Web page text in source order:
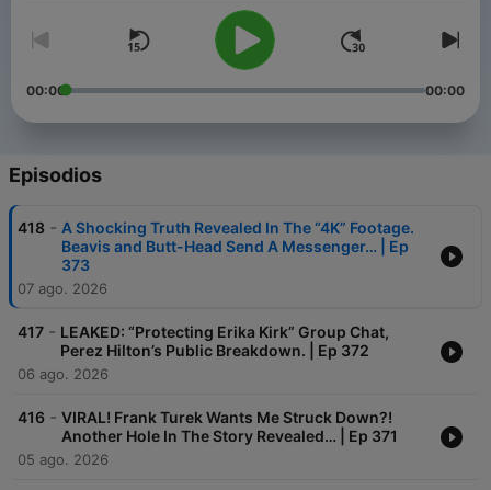
00:00 00:00
Episodios
418 - A Shocking Truth Revealed In The “4K” Footage.
Beavis and Butt-Head Send A Messenger… | Ep
373
07 ago. 2026
417 - LEAKED: “Protecting Erika Kirk” Group Chat,
Perez Hilton’s Public Breakdown. | Ep 372
06 ago. 2026
416 - VIRAL! Frank Turek Wants Me Struck Down?!
Another Hole In The Story Revealed… | Ep 371
05 ago. 2026